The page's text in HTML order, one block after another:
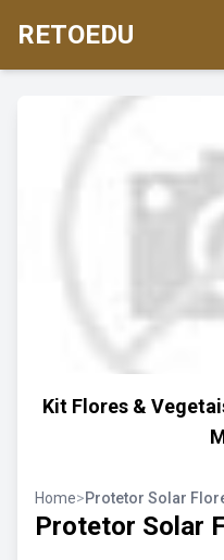
RETOEDU
Kit Flores &
Home>Protetor Solar
Protetor Solar